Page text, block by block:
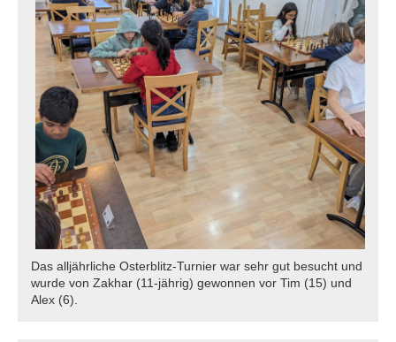
Das alljährliche Osterblitz-Turnier war sehr gut besucht und
wurde von Zakhar (11-jährig) gewonnen vor Tim (15) und
Alex (6).